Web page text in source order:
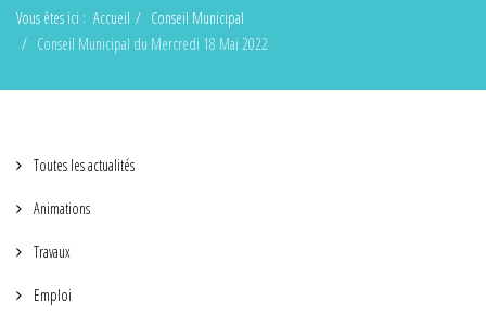
Vous êtes ici : Accueil
Conseil Municipal
Conseil Municipal du Mercredi 18 Mai 2022
Toutes les actualités
Animations
Travaux
Emploi